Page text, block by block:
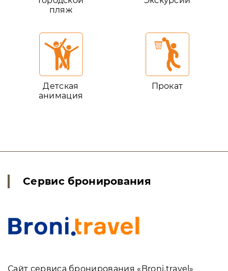
пляж
Детская
анимация
Прокат
Сервис бронирования
Сайт сервиса бронирования «Broni.travel»